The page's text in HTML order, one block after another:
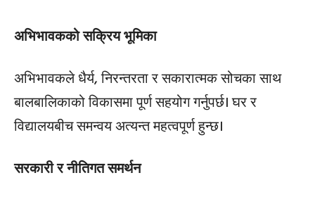
अभिभावकको सक्रिय भूमिका
अभिभावकले धैर्य, निरन्तरता र सकारात्मक सोचका साथ
बालबालिकाको विकासमा पूर्ण सहयोग गर्नुपर्छ। घर र
विद्यालयबीच समन्वय अत्यन्त महत्वपूर्ण हुन्छ।
सरकारी र नीतिगत समर्थन